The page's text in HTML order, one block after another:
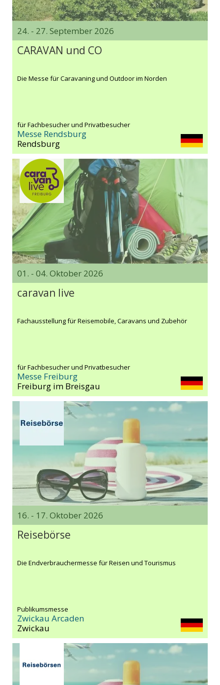
24. - 27. September 2026
CARAVAN und CO
Die Messe für Caravaning und Outdoor im Norden
für Fachbesucher und Privatbesucher
Messe Rendsburg
Rendsburg
01. - 04. Oktober 2026
caravan live
Fachausstellung für Reisemobile, Caravans und Zubehör
für Fachbesucher und Privatbesucher
Messe Freiburg
Freiburg im Breisgau
16. - 17. Oktober 2026
Reisebörse
Die Endverbrauchermesse für Reisen und Tourismus
Publikumsmesse
Zwickau Arcaden
Zwickau